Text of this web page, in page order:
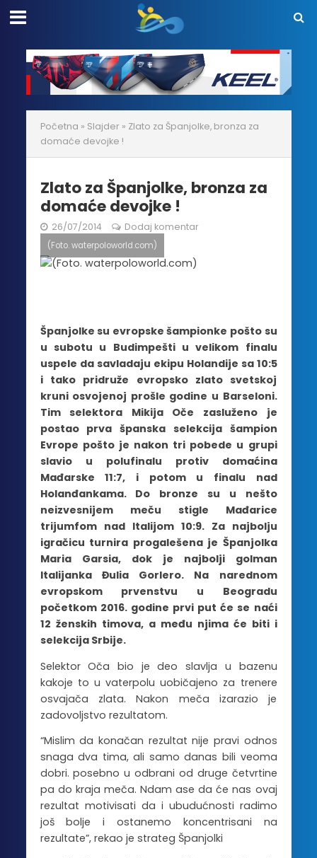
Početna » Slajder » Zlato za Španjolke, bronza za
domaće devojke !
Zlato za Španjolke, bronza za
domaće devojke !
26/07/2014 Dodaj komentar
(Foto. waterpoloworld.com)
Španjolke su evropske šampionke pošto su
u subotu u Budimpešti u velikom finalu
uspele da savladaju ekipu Holandije sa 10:5
i tako pridruže evropsko zlato svetskoj
kruni osvojenoj prošle godine u Barseloni.
Tim selektora Mikija Oče zasluženo je
postao prva španska selekcija šampion
Evrope pošto je nakon tri pobede u grupi
slavio u polufinalu protiv domaćina
Mađarske 11:7, i potom u finalu nad
Holanđankama. Do bronze su u nešto
neizvesnijem meču stigle Mađarice
trijumfom nad Italijom 10:9. Za najbolju
igračicu turnira progalešena je Španjolka
Maria Garsia, dok je najbolji golman
Italijanka Đulia Gorlero. Na narednom
evropskom prvenstvu u Beogradu
početkom 2016. godine prvi put će se naći
12 ženskih timova, a među njima će biti i
selekcija Srbije.
Selektor Oča bio je deo slavlja u bazenu
kakoje to u vaterpolu uobičajeno za trenere
osvajača zlata. Nakon meča izarazio je
zadovoljstvo rezultatom.
“Mislim da konačan rezultat nije pravi odnos
snaga dva tima, ali samo danas bili veoma
dobri. posebno u odbrani od druge četvrtine
pa do kraja meča. Ndam ase da će nas ovaj
rezultat motivisati da i ubudućnosti radimo
još bolje i ostanemo koncentrisani na
rezultate”, rekao je strateg Španjolki